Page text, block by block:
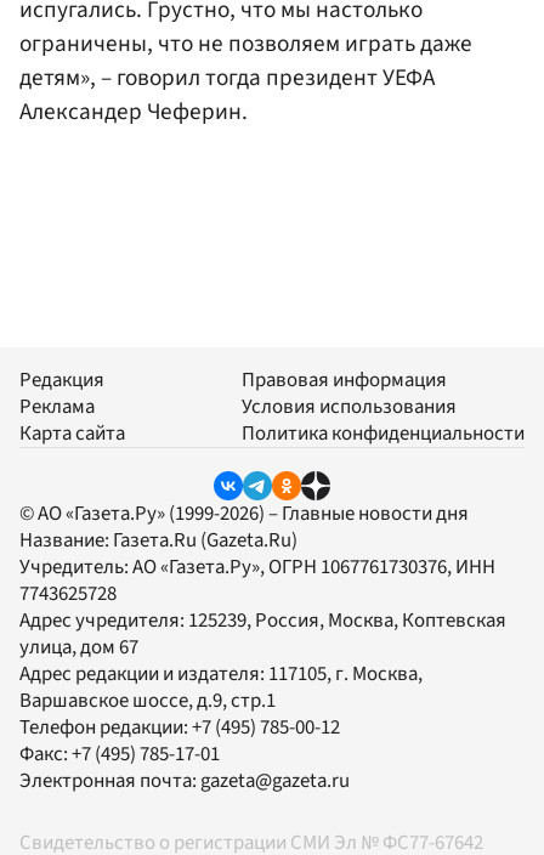
испугались. Грустно, что мы настолько
ограничены, что не позволяем играть даже
детям», – говорил тогда президент УЕФА
Александер Чеферин.
Редакция
Реклама
Карта сайта
Правовая информация
Условия использования
Политика конфиденциальности
© АО «Газета.Ру» (1999-2026) – Главные новости дня
Название: Газета.Ru (Gazeta.Ru)
Учредитель:АО «Газета.Ру», ОГРН 1067761730376, ИНН
7743625728
Адрес учредителя: 125239, Россия, Москва, Коптевская
улица, дом 67
Адрес редакции и издателя: 117105, г. Москва,
Варшавское шоссе, д.9, стр.1
Телефон редакции:+7 (495) 785-00-12
Факс:+7 (495) 785-17-01
Электронная почта: gazeta@gazeta.ru
Свидетельство о регистрации СМИ Эл № ФС77-67642